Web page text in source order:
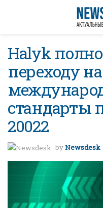
Halyk
переходу на
стандарты
20022
byNewsdesk